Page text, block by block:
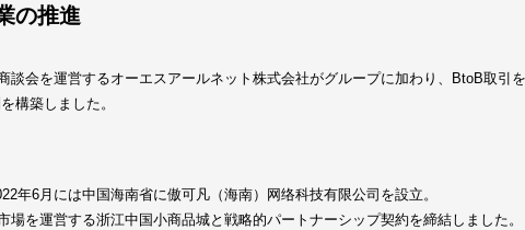
の推進
談会を運営するオーエスアールネット株式会社がグループに加わり、BtoB取引
構築しました。
年6月には中国海南省に傲可凡（海南）网络科技有限公司を設立。
場を運営する浙江中国小商品城と戦略的パートナーシップ契約を締結しました。